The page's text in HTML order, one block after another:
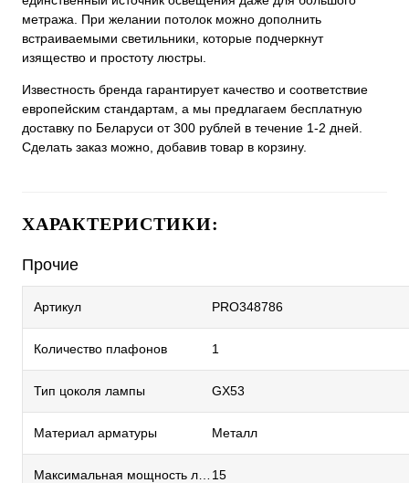
метража. При желании потолок можно дополнить
встраиваемыми светильники, которые подчеркнут
изящество и простоту люстры.
Известность бренда гарантирует качество и соответствие
европейским стандартам, а мы предлагаем бесплатную
доставку по Беларуси от 300 рублей в течение 1-2 дней.
Сделать заказ можно, добавив товар в корзину.
ХАРАКТЕРИСТИКИ:
Прочие
Артикул PRO348786
Количество плафонов 1
Тип цоколя лампы GX53
Материал арматуры Металл
15